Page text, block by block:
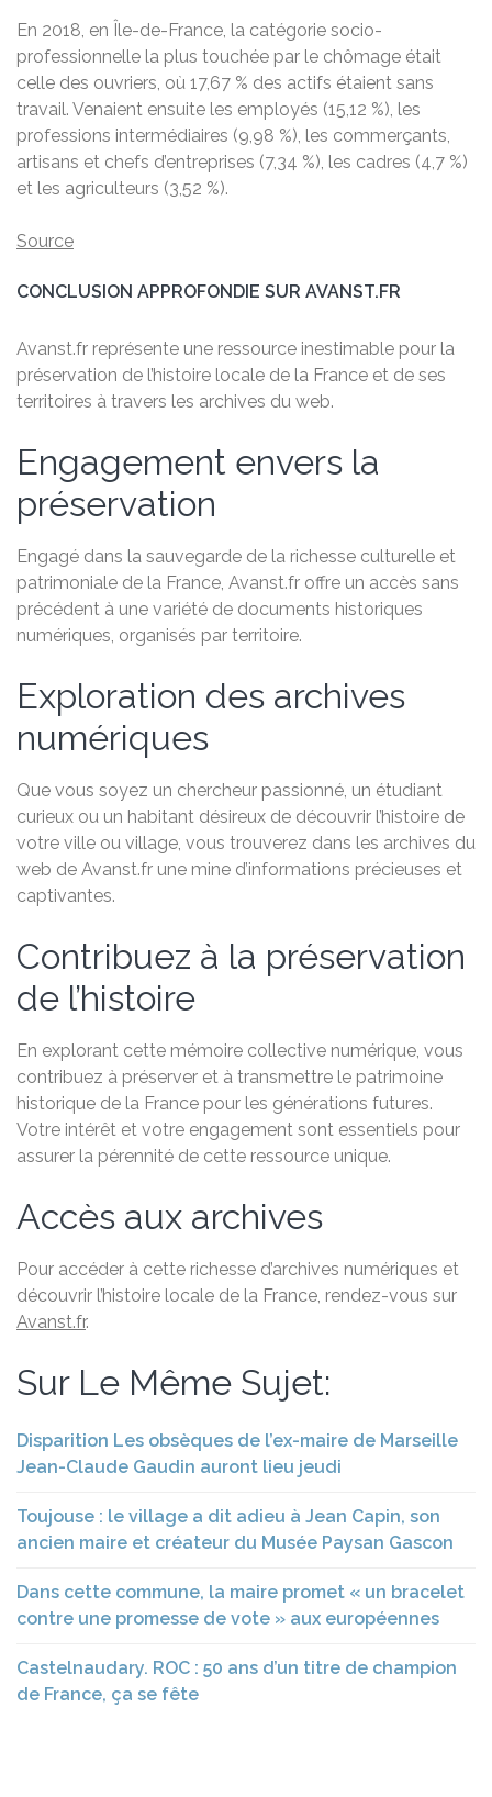
En 2018, en Île-de-France, la catégorie socio-
professionnelle la plus touchée par le chômage était
celle des ouvriers, où 17,67 % des actifs étaient sans
travail. Venaient ensuite les employés (15,12 %), les
professions intermédiaires (9,98 %), les commerçants,
artisans et chefs d’entreprises (7,34 %), les cadres (4,7 %)
et les agriculteurs (3,52 %).
Source
CONCLUSION APPROFONDIE SUR AVANST.FR
Avanst.fr représente une ressource inestimable pour la
préservation de l’histoire locale de la France et de ses
territoires à travers les archives du web.
Engagement envers la
préservation
Engagé dans la sauvegarde de la richesse culturelle et
patrimoniale de la France, Avanst.fr offre un accès sans
précédent à une variété de documents historiques
numériques, organisés par territoire.
Exploration des archives
numériques
Que vous soyez un chercheur passionné, un étudiant
curieux ou un habitant désireux de découvrir l’histoire de
votre ville ou village, vous trouverez dans les archives du
web de Avanst.fr une mine d’informations précieuses et
captivantes.
Contribuez à la préservation
de l’histoire
En explorant cette mémoire collective numérique, vous
contribuez à préserver et à transmettre le patrimoine
historique de la France pour les générations futures.
Votre intérêt et votre engagement sont essentiels pour
assurer la pérennité de cette ressource unique.
Accès aux archives
Pour accéder à cette richesse d’archives numériques et
découvrir l’histoire locale de la France, rendez-vous sur
Avanst.fr.
Sur Le Même Sujet:
Disparition Les obsèques de l’ex-maire de Marseille
Jean-Claude Gaudin auront lieu jeudi
Toujouse : le village a dit adieu à Jean Capin, son
ancien maire et créateur du Musée Paysan Gascon
Dans cette commune, la maire promet « un bracelet
contre une promesse de vote » aux européennes
Castelnaudary. ROC : 50 ans d’un titre de champion
de France, ça se fête